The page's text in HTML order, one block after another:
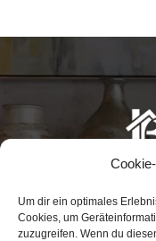
Um dir ein optimales
Cookies, um
zuzugreifen. Wenn du
in